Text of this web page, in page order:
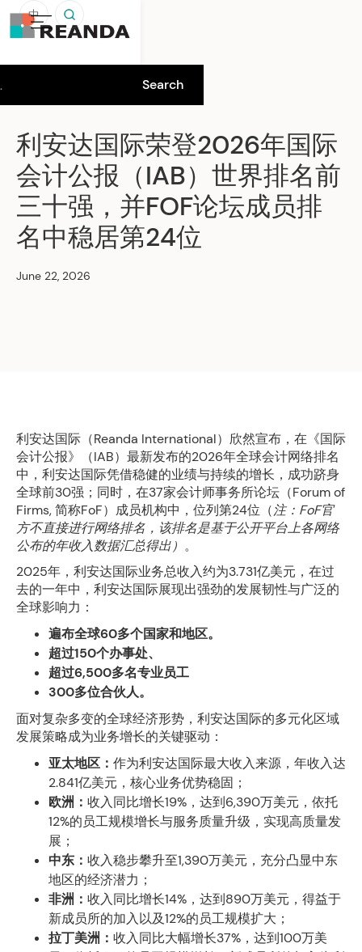
中
利安达国际荣登2026年国际
会计公报（IAB）世界排名前
三十强，并FOF论坛成员排
名中稳居第24位
June 22, 2026
利安达国际（Reanda International）欣然宣布，在《国际
会计公报》（IAB）最新发布的2026年全球会计网络排名
中，利安达国际凭借稳健的业绩与持续的增长，成功跻身
全球前30强；同时，在37家会计师事务所论坛（Forum of
Firms, 简称FoF）成员机构中，位列第24位（注：FoF官
方不直接进行网络排名，该排名是基于公开平台上各网络
公布的年收入数据汇总得出） 。
2025年，利安达国际业务总收入约为3.731亿美元，在过
去的一年中，利安达国际展现出强劲的发展韧性与广泛的
全球影响力：
遍布全球60多个国家和地区。
超过150个办事处、
超过6,500多名专业员工
300多位合伙人。
面对复杂多变的全球经济形势，利安达国际的多元化区域
发展策略成为业务增长的关键驱动：
亚太地区： 作为利安达国际最大收入来源，年收入达
2.841亿美元，核心业务优势稳固；
欧洲： 收入同比增长19%，达到6,390万美元，依托
12%的员工规模增长与服务质量升级，实现高质量发
展；
中东： 收入稳步攀升至1,390万美元，充分凸显中东
地区的经济潜力；
非洲： 收入同比增长14%，达到890万美元，得益于
新成员所的加入以及12%的员工规模扩大；
拉丁美洲： 收入同比大幅增长37%，达到100万美